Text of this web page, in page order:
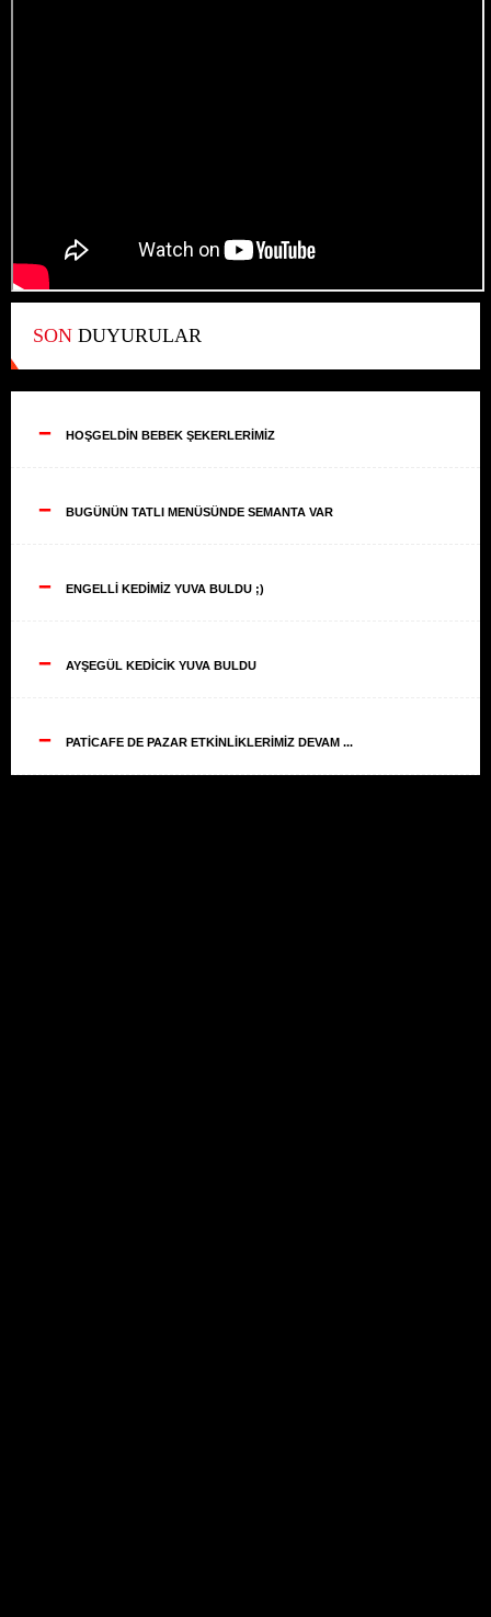
SON DUYURULAR
-- HOŞGELDİN BEBEK ŞEKERLERİMİZ
-- BUGÜNÜN TATLI MENÜSÜNDE SEMANTA VAR
-- ENGELLİ KEDİMİZ YUVA BULDU ;)
-- AYŞEGÜL KEDİCİK YUVA BULDU
-- PATİCAFE DE PAZAR ETKİNLİKLERİMİZ DEVAM ...